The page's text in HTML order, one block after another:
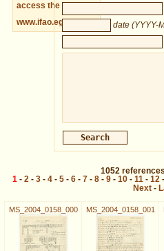
access the archives
www.ifao.egnet.net
date (YYYY-
1052 references
1- 2- 3- 4- 5- 6- 7- 8- 9- 10- 11- 12-
Next -
MS_2004_0158_000 MS_2004_0158_001